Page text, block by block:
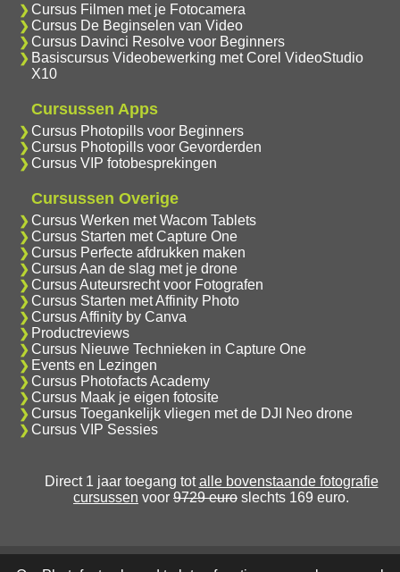
Cursus Filmen met je Fotocamera
Cursus De Beginselen van Video
Cursus Davinci Resolve voor Beginners
Basiscursus Videobewerking met Corel VideoStudio
X10
Cursussen Apps
Cursus Photopills voor Beginners
Cursus Photopills voor Gevorderden
Cursus VIP fotobesprekingen
Cursussen Overige
Cursus Werken met Wacom Tablets
Cursus Starten met Capture One
Cursus Perfecte afdrukken maken
Cursus Aan de slag met je drone
Cursus Auteursrecht voor Fotografen
Cursus Starten met Affinity Photo
Cursus Affinity by Canva
Productreviews
Cursus Nieuwe Technieken in Capture One
Events en Lezingen
Cursus Photofacts Academy
Cursus Maak je eigen fotosite
Cursus Toegankelijk vliegen met de DJI Neo drone
Cursus VIP Sessies
Direct 1 jaar toegang totalle bovenstaande fotografie
cursussen voor 9729 euro slechts 169 euro.